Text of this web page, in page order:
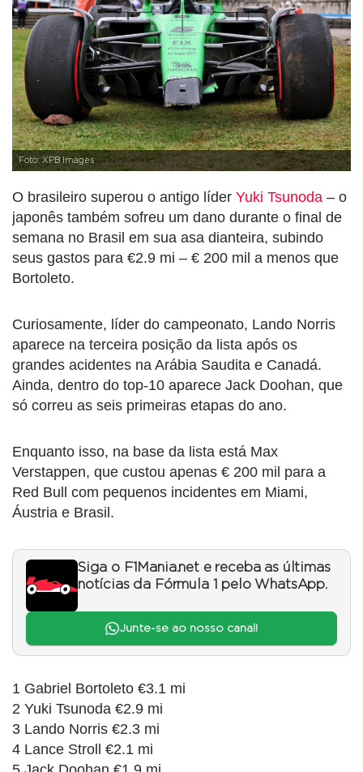
Foto: XPB Images
O brasileiro superou o antigo líder Yuki Tsunoda – o
japonês também sofreu um dano durante o final de
semana no Brasil em sua asa dianteira, subindo
seus gastos para €2.9 mi – € 200 mil a menos que
Bortoleto.
Curiosamente, líder do campeonato, Lando Norris
aparece na terceira posição da lista após os
grandes acidentes na Arábia Saudita e Canadá.
Ainda, dentro do top-10 aparece Jack Doohan, que
só correu as seis primeiras etapas do ano.
Enquanto isso, na base da lista está Max
Verstappen, que custou apenas € 200 mil para a
Red Bull com pequenos incidentes em Miami,
Áustria e Brasil.
Siga o F1Mania.net e receba as últimas
notícias da Fórmula 1 pelo WhatsApp.
Junte-se ao nosso canal!
1 Gabriel Bortoleto €3.1 mi
2 Yuki Tsunoda €2.9 mi
3 Lando Norris €2.3 mi
4 Lance Stroll €2.1 mi